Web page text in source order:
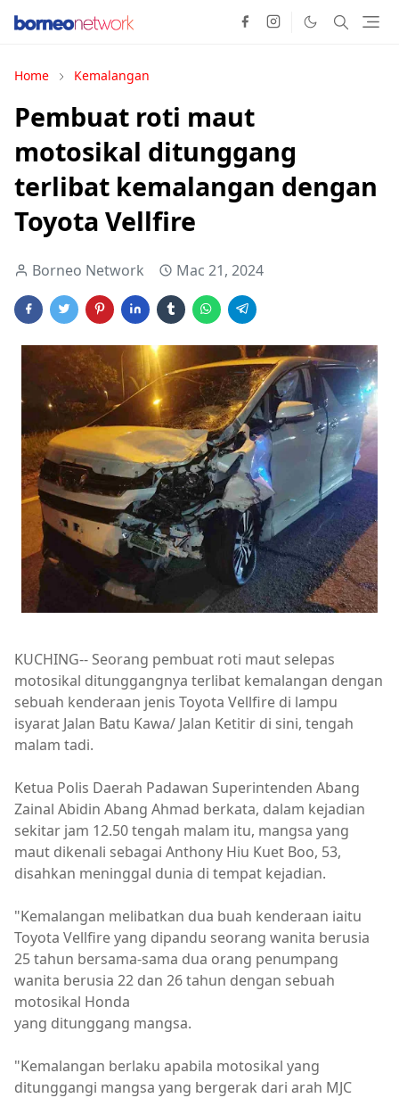
Home Kemalangan
Pembuat roti maut
motosikal ditunggang
terlibat kemalangan dengan
Toyota Vellfire
Borneo Network Mac 21, 2024
KUCHING-- Seorang pembuat roti maut selepas
motosikal ditunggangnya terlibat kemalangan dengan
sebuah kenderaan jenis Toyota Vellfire di lampu
isyarat Jalan Batu Kawa/ Jalan Ketitir di sini, tengah
malam tadi.
Ketua Polis Daerah Padawan Superintenden Abang
Zainal Abidin Abang Ahmad berkata, dalam kejadian
sekitar jam 12.50 tengah malam itu, mangsa yang
maut dikenali sebagai Anthony Hiu Kuet Boo, 53,
disahkan meninggal dunia di tempat kejadian.
"Kemalangan melibatkan dua buah kenderaan iaitu
Toyota Vellfire yang dipandu seorang wanita berusia
25 tahun bersama-sama dua orang penumpang
wanita berusia 22 dan 26 tahun dengan sebuah
motosikal Honda
yang ditunggang mangsa.
"Kemalangan berlaku apabila motosikal yang
ditunggangi mangsa yang bergerak dari arah MJC